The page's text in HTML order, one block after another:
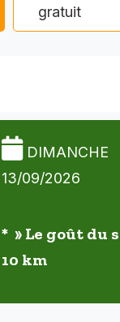
gratuit
DIMANCHE
13/09/2026
* » Le goût du
10 km